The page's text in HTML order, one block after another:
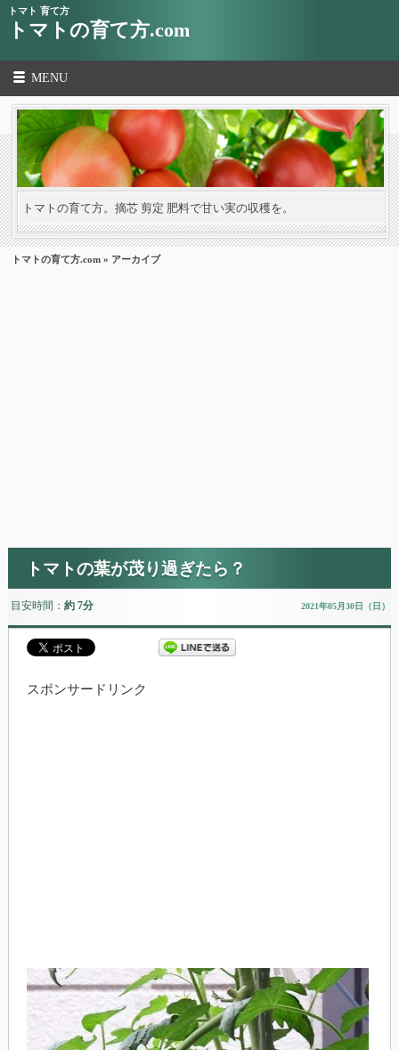
トマト 育て方
トマトの育て方.com
MENU
トマトの育て方。摘芯 剪定 肥料で甘い実の収穫を。
トマトの育て方.com » アーカイブ
トマトの葉が茂り過ぎたら？
目安時間： 約 7分 2021年05月30日（日）
スポンサードリンク